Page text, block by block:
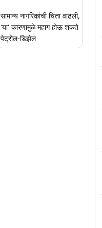
सामान्य नागरिकांची चिंता वाढली,
'या' कारणामुळे महाग होऊ शकते
पेट्रोल-डिझेल